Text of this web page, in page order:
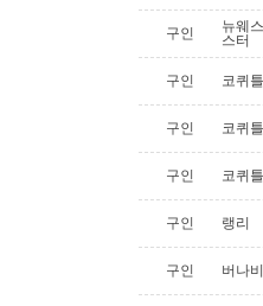
구인
뉴웨
스터
구인 코퀴
구인 코퀴
구인 코퀴
구인 랭리
구인 버나비